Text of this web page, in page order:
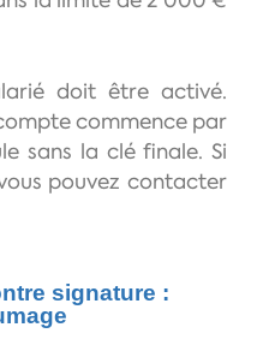
doit être activé.
commence par
sans la clé finale. Si
pouvez contacter
signature :